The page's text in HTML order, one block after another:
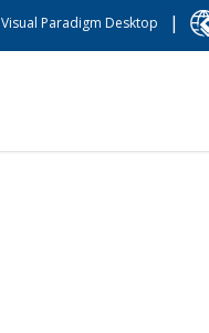
Visual Paradigm Desktop |